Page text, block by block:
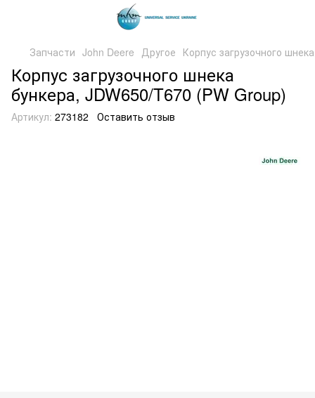
Запчасти John Deere Другое Корпус загрузочного
Корпус загрузочного шнека
бункера, JDW650/T670 (PW Group)
Артикул: 273182 Оставить отзыв